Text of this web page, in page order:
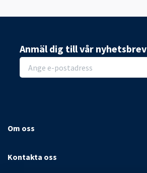
Anmäl dig till vår nyhetsbrev
Om oss
Kontakta oss